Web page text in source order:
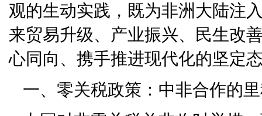
观的生动实践，既为非洲大陆注
来贸易升级、产业振兴、民生改
心同向、携手推进现代化的坚定
一、零关税政策：中非合作的